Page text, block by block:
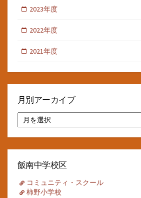
2023年度
2022年度
2021年度
月別アーカイブ
別
ア
イ
飯南中学校区
コミュニティ・スクール
柿野小学校